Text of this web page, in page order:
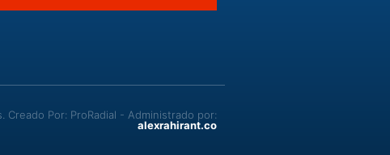
Por: ProRadial - Administrado por:
alexrahirant.co